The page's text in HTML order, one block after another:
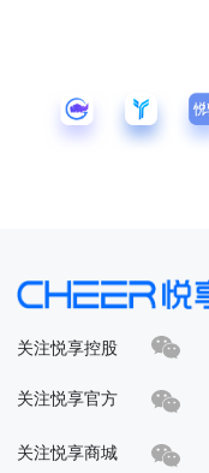
关注悦享控股
关注悦享官方
关注悦享商城